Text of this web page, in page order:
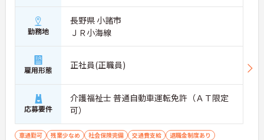
勤務地
長野県 小諸市
ＪＲ小海線
雇用形態 正社員(正職員)
応募要件
介護福祉士 普通自動車運転免許（ＡＴ限定
可）
車通勤可 残業少なめ 社会保険完備 交通費支給 退職金制度あり